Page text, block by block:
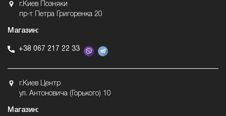
г.Киев Позняки
пр-т Петра Григоренка 20
Магазин:
+38 067 217 22 33
г.Киев Центр
ул. Антоновича (Горького) 10
Магазин: